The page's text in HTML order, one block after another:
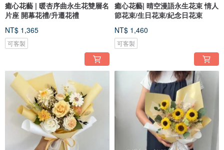
癒心花藝 | 暖杏序曲永生花雙層名
片座 開幕花禮/升遷花禮
NT$ 1,365
可客製
癒心花藝| 晴空漫語永生花束 情人
節花束/生日花束/紀念日花束
NT$ 1,460
可客製